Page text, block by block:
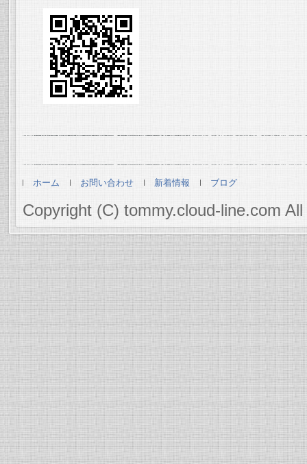
ホーム お問い合わせ 新着情報 ブログ
Copyright (C) tommy.cloud-line.com